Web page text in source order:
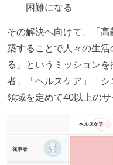
困難になる
その解決へ向けて、「
築することで人々の生
る」というミッション
者」「ヘルスケア」「
領域を定めて40以上のサ